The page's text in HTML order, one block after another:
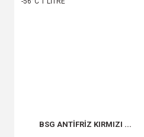
BSG ANTİFRİZ KIRMIZI ...